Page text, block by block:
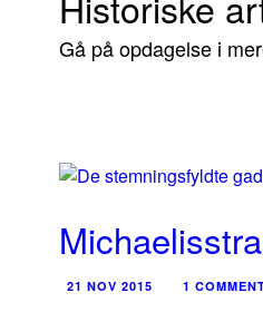
Gå på opdagelse i
21 NOV 2015 1